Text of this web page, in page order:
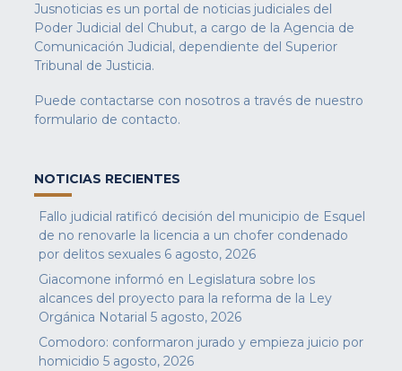
Jusnoticias es un portal de noticias judiciales del
Poder Judicial del Chubut, a cargo de la Agencia de
Comunicación Judicial, dependiente del Superior
Tribunal de Justicia.
Puede contactarse con nosotros a través de nuestro
formulario de contacto.
NOTICIAS RECIENTES
Fallo judicial ratificó decisión del municipio de Esquel
de no renovarle la licencia a un chofer condenado
por delitos sexuales 6 agosto, 2026
Giacomone informó en Legislatura sobre los
alcances del proyecto para la reforma de la Ley
Orgánica Notarial 5 agosto, 2026
Comodoro: conformaron jurado y empieza juicio por
homicidio 5 agosto, 2026